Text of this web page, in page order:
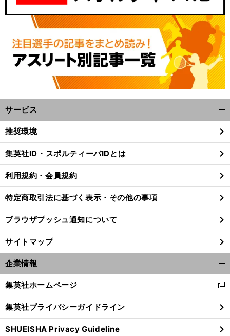
サービス
閉
る
推奨環境
集英社ID・スポルティーバIDとは
利用規約・会員規約
特定商取引法に基づく表示・その他の事項
ブラウザプッシュ通知について
サイトマップ
企業情報
閉
る
集英社ホームページ
新
し
い
ウ
ィ
集英社プライバシーガイドライン
SHUEISHA Privacy Guideline